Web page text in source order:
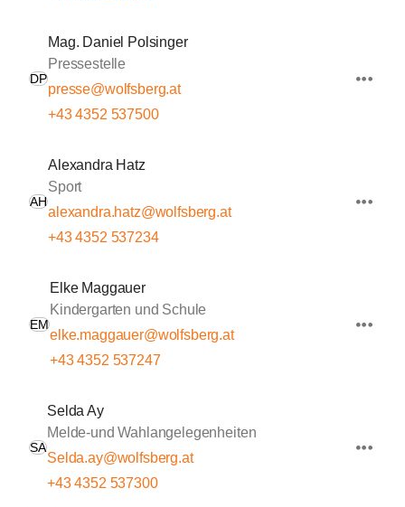
DP
Mag. Daniel Polsinger
Pressestelle
presse@wolfsberg.at
+43 4352 537500
AH
Alexandra Hatz
Sport
alexandra.hatz@wolfsberg.at
+43 4352 537234
EM
Elke Maggauer
Kindergarten und Schule
elke.maggauer@wolfsberg.at
+43 4352 537247
SA
Selda Ay
Melde-und Wahlangelegenheiten
Selda.ay@wolfsberg.at
+43 4352 537300